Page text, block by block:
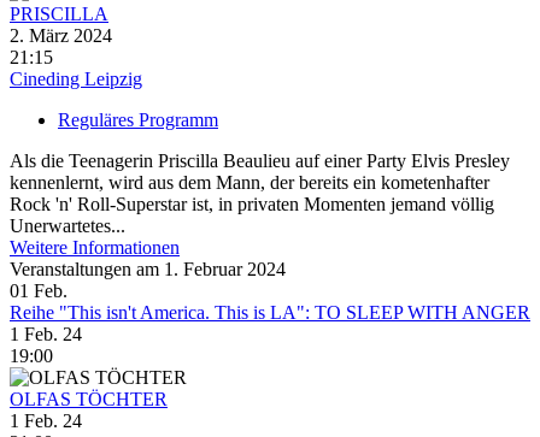
PRISCILLA
2. März 2024
21:15
Cineding Leipzig
Reguläres Programm
Als die Teenagerin Priscilla Beaulieu auf einer Party Elvis Presley
kennenlernt, wird aus dem Mann, der bereits ein kometenhafter
Rock 'n' Roll-Superstar ist, in privaten Momenten jemand völlig
Unerwartetes...
Weitere Informationen
Veranstaltungen am 1. Februar 2024
01 Feb.
Reihe "This isn't America. This is LA": TO SLEEP WITH ANGER
1 Feb. 24
19:00
OLFAS TÖCHTER
1 Feb. 24